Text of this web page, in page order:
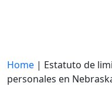
Home | Estatuto de
personales en